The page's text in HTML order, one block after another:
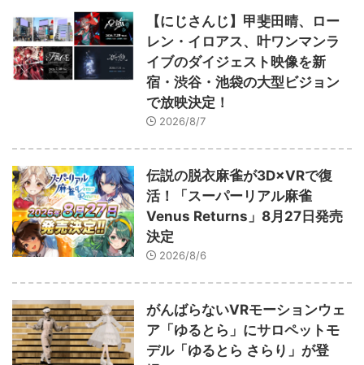
【にじさんじ】甲斐田晴、ロー
レン・イロアス、叶ワンマンラ
イブのダイジェスト映像を新
宿・渋谷・池袋の大型ビジョン
で放映決定！
2026/8/7
伝説の脱衣麻雀が3D×VRで復
活！「スーパーリアル麻雀
Venus Returns」8月27日発売
決定
2026/8/6
がんばらないVRモーションウェ
ア「ゆるとら」にサロペットモ
デル「ゆるとら さらり」が登